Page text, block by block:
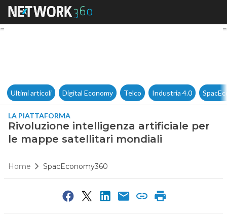
Rivoluzione intelligenza
Ultimi articoli Digital Economy Telco Industria 4.0
LA PIATTAFORMA
Rivoluzione intelligenza artificiale per
le mappe satellitari mondiali
Home SpacEconomy360